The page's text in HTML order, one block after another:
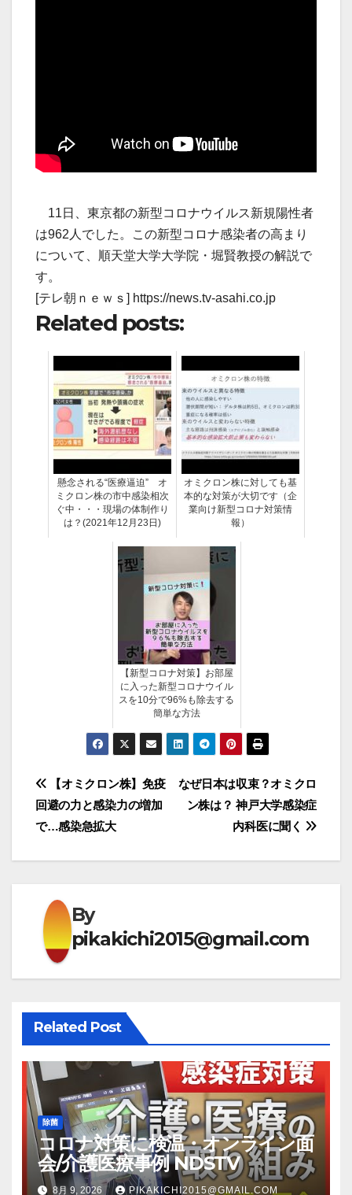
11日、東京都の新型コロナウイルス新規陽性者
は962人でした。この新型コロナ感染者の高まり
について、順天堂大学大学院・堀賢教授の解説で
す。
[テレ朝ｎｅｗｓ] https://news.tv-asahi.co.jp
Related posts:
懸念される“医療逼迫” オ
ミクロン株の市中感染相次
ぐ中・・・現場の体制作り
は？(2021年12月23日)
オミクロン株に対しても基
本的な対策が大切です（企
業向け新型コロナ対策情
報）
【新型コロナ対策】お部屋
に入った新型コロナウイル
スを10分で96%も除去する
簡単な方法
投
稿
ナ
ゲ
ー
シ
ョ
ン
なぜ日本は収束？オミクロ
ン株は？ 神戸大学感染症
内科医に聞く
【オミクロン株】免疫
回避の力と感染力の増加
で…感染急拡大
By
pikakichi2015@gmail.com
Related Post
除菌
コロナ対策に検温・オンライン面
会/介護医療事例 NDSTV
8月 9, 2026 PIKAKICHI2015@GMAIL.COM